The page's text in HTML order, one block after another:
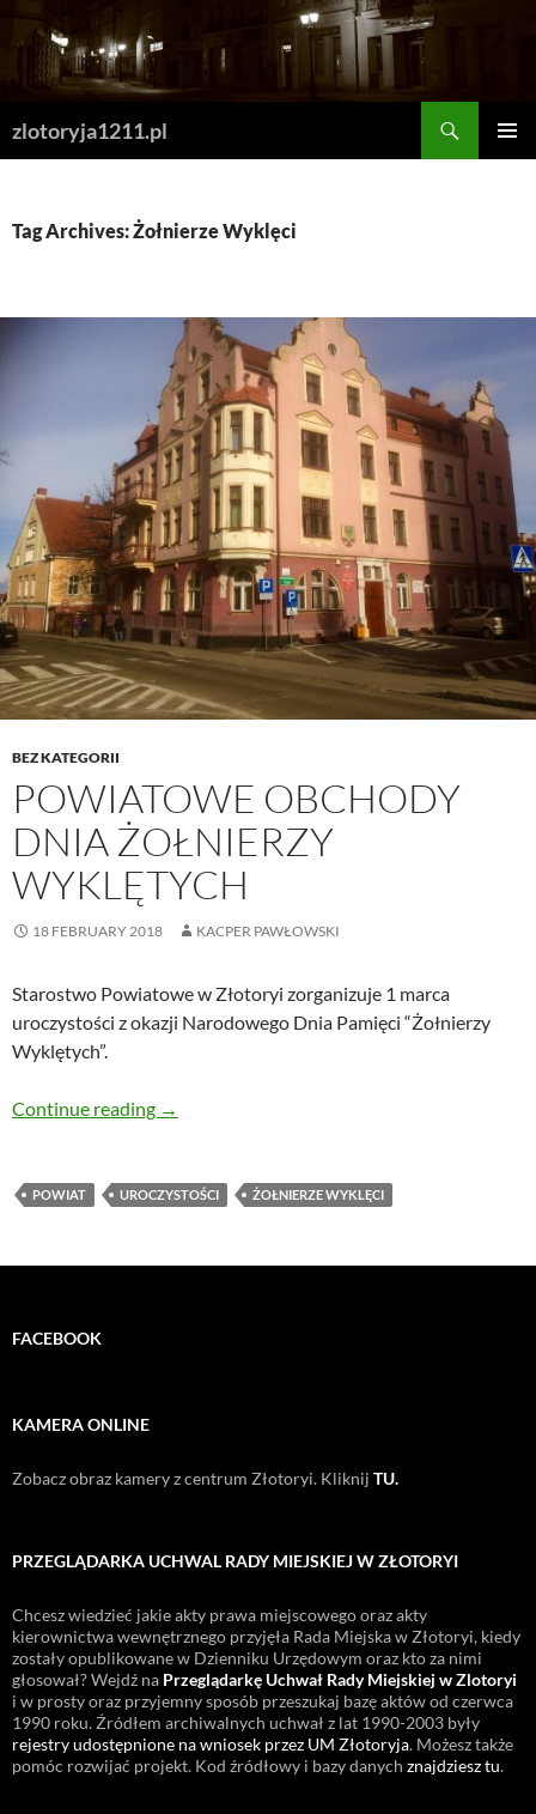
Skip
content
zlotoryja1211.pl
Tag Archives: Żołnierze Wyklęci
BEZ KATEGORII
POWIATOWE OBCHODY
DNIA ŻOŁNIERZY
WYKLĘTYCH
18 FEBRUARY 2018 KACPER PAWŁOWSKI
Starostwo Powiatowe w Złotoryi zorganizuje 1 marca
uroczystości z okazji Narodowego Dnia Pamięci “Żołnierzy
Wyklętych”.
Continue reading Powiatowe obchody Dnia Żołnierzy
→
POWIAT UROCZYSTOŚCI ŻOŁNIERZE WYKLĘCI
FACEBOOK
KAMERA ONLINE
Zobacz obraz kamery z centrum Złotoryi. Kliknij TU.
PRZEGLĄDARKA UCHWAL RADY MIEJSKIEJ W ZŁOTORYI
Chcesz wiedzieć jakie akty prawa miejscowego oraz akty
kierownictwa wewnętrznego przyjęła Rada Miejska w Złotoryi, kiedy
zostały opublikowane w Dzienniku Urzędowym oraz kto za nimi
głosował? Wejdź na Przeglądarkę Uchwał Rady Miejskiej w Zlotoryi
i w prosty oraz przyjemny sposób przeszukaj bazę aktów od czerwca
1990 roku. Źródłem archiwalnych uchwał z lat 1990-2003 były
rejestry udostępnione na wniosek przez UM Złotoryja. Możesz także
pomóc rozwijać projekt. Kod źródłowy i bazy danych znajdziesz tu.